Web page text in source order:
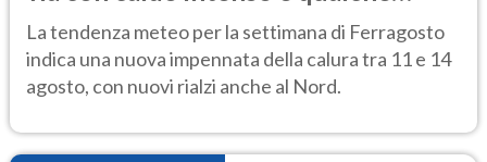
temporale
La tendenza meteo per la settimana di Ferragosto
indica una nuova impennata della calura tra 11 e 14
agosto, con nuovi rialzi anche al Nord.